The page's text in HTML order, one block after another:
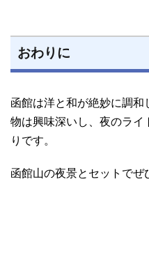
おわりに
函館は洋と和が絶妙に調
物は興味深いし、夜のライ
りです。
函館山の夜景とセットでぜ